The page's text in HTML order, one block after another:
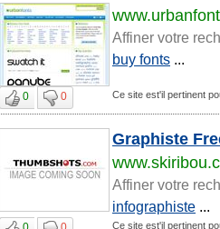
Affiner votre
buy fonts ...
0 0 Ce site est'il pertinent
Graphiste
Affiner votre
infographiste ...
Ce site est'il pertinent